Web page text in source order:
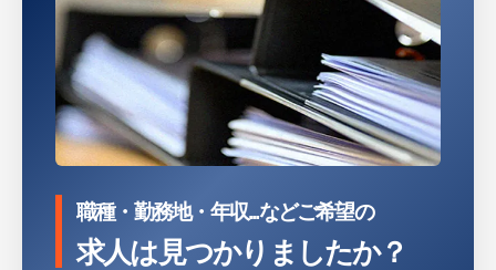
職種・勤務地・年収...などご希望の
求人は見つかりましたか？